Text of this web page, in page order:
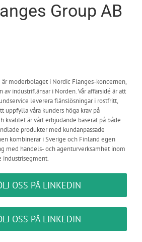
Group AB
är moderbolaget i Nordic Flanges-koncernen,
industriflänsar i Norden. Vår affärsidé är att
leverera flänslösningar i rostfritt,
uppfylla våra kunders höga krav på
är vårt erbjudande baserat på både
produkter med kundanpassade
kombinerar i Sverige och Finland egen
med handels- och agenturverksamhet inom
industrisegment.
OSS PÅ LINKEDIN
OSS PÅ LINKEDIN